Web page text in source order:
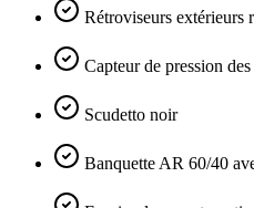
Rétroviseurs extérieurs
Capteur de pression
Scudetto noir
Banquette AR 60/40